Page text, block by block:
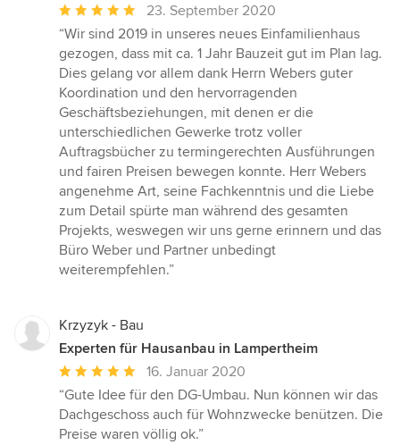
Durchschnittliche
Bewertung:
5
von
5
Sternen
23. September 2020
“Wir sind 2019 in unseres neues Einfamilienhaus
gezogen, dass mit ca. 1 Jahr Bauzeit gut im Plan lag.
Dies gelang vor allem dank Herrn Webers guter
Koordination und den hervorragenden
Geschäftsbeziehungen, mit denen er die
unterschiedlichen Gewerke trotz voller
Auftragsbücher zu termingerechten Ausführungen
und fairen Preisen bewegen konnte. Herr Webers
angenehme Art, seine Fachkenntnis und die Liebe
zum Detail spürte man während des gesamten
Projekts, weswegen wir uns gerne erinnern und das
Büro Weber und Partner unbedingt
weiterempfehlen.”
Krzyzyk - Bau
Experten für Hausanbau in Lampertheim
Durchschnittliche
Bewertung:
5
von
16. Januar 2020
“Gute Idee für den DG-Umbau. Nun können wir das
Dachgeschoss auch für Wohnzwecke benützen. Die
Preise waren völlig ok.”